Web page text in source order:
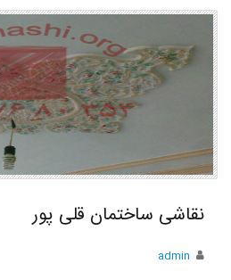
نقاشی ساختمان قلی پور
admin